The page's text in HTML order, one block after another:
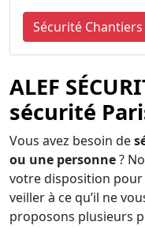
Sécurité Chantiers
ALEF
sécurité
Vous avez besoin de
ou une personne?
votre disposition
veiller à ce qu’il ne
proposons plusieurs